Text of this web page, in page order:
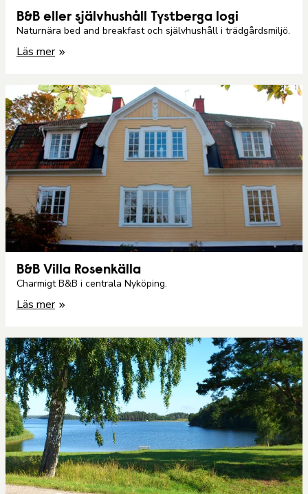
B&B eller självhushåll Tystberga logi
Naturnära bed and breakfast och självhushåll i trädgårdsmiljö.
Läs mer
B&B Villa Rosenkälla
Charmigt B&B i centrala Nyköping.
Läs mer